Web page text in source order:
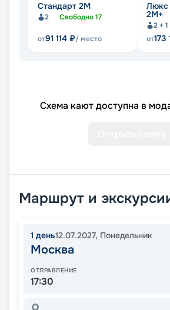
Стандарт 2M
2 Свободно17
от91 114 ₽/ место
Люкс
2М+
2 + 1
от173
Схема кают доступна в
Маршрут и
1 день12.07.2027, Понедельник
Москва
ОТПРАВЛЕНИЕ
17:30